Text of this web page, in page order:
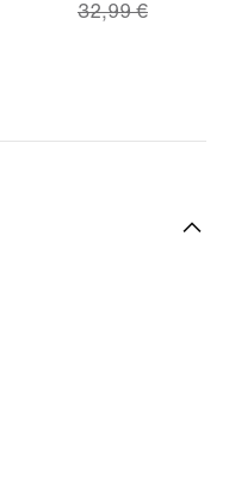
price
price
32,99 €